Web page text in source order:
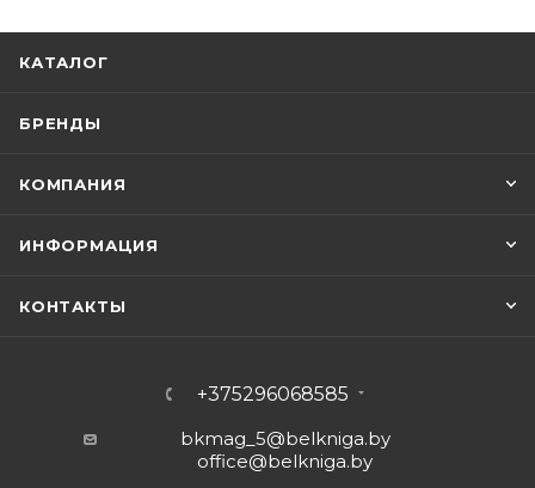
КАТАЛОГ
БРЕНДЫ
КОМПАНИЯ
ИНФОРМАЦИЯ
КОНТАКТЫ
+375296068585
bkmag_5@belkniga.by
office@belkniga.by